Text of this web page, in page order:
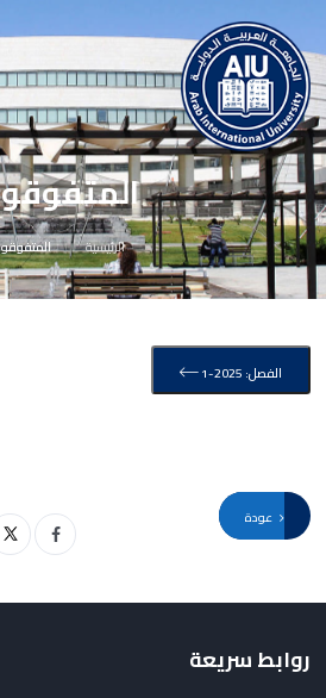
الرئيسية
الفصل: 2025-1
روابط سريعة